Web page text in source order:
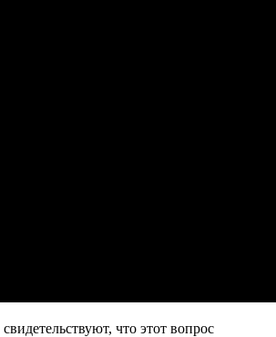
что этот вопрос